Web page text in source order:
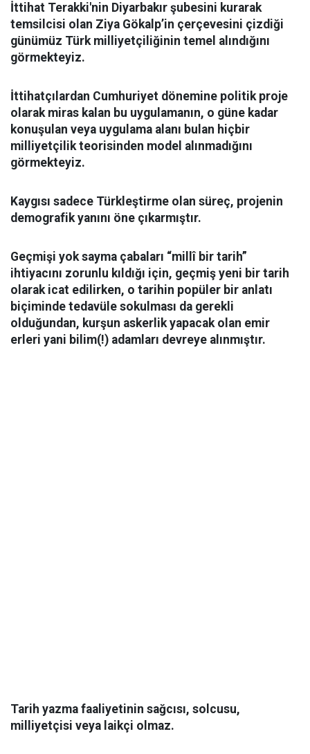
İttihat Terakki'nin Diyarbakır şubesini kurarak
temsilcisi olan Ziya Gökalp’in çerçevesini çizdiği
günümüz Türk milliyetçiliğinin temel alındığını
görmekteyiz.
İttihatçılardan Cumhuriyet dönemine politik proje
olarak miras kalan bu uygulamanın, o güne kadar
konuşulan veya uygulama alanı bulan hiçbir
milliyetçilik teorisinden model alınmadığını
görmekteyiz.
Kaygısı sadece Türkleştirme olan süreç, projenin
demografik yanını öne çıkarmıştır.
Geçmişi yok sayma çabaları “millî bir tarih”
ihtiyacını zorunlu kıldığı için, geçmiş yeni bir tarih
olarak icat edilirken, o tarihin popüler bir anlatı
biçiminde tedavüle sokulması da gerekli
olduğundan, kurşun askerlik yapacak olan emir
erleri yani bilim(!) adamları devreye alınmıştır.
Tarih yazma faaliyetinin sağcısı, solcusu,
milliyetçisi veya laikçi olmaz.